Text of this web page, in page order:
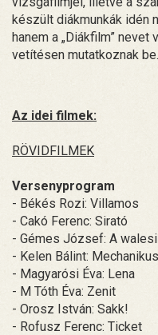
készült diákmunkák idén
hanem a „Diákfilm”
vetítésen mutatkoznak be.
Az idei filmek:
RÖVIDFILMEK
Versenyprogram
- Békés Rozi: Villamos
- Cakó Ferenc: Sirató
- Gémes József: A
- Kelen Bálint:
- Magyarósi Éva: Lena
- M Tóth Éva: Zenit
- Orosz István: Sakk!
- Rofusz Ferenc: Ticket